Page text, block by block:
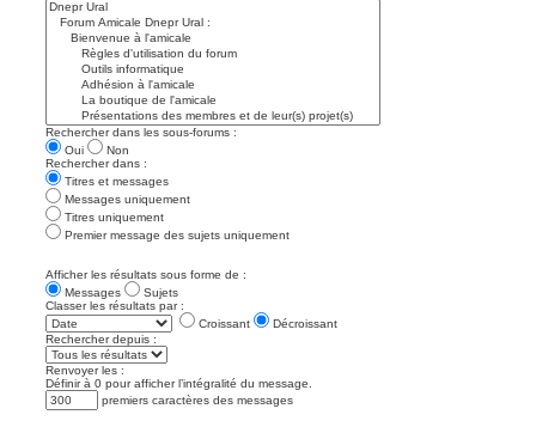
Rechercher dans les sous-forums :
Oui
Non
Rechercher dans :
Titres et messages
Messages uniquement
Titres uniquement
Premier message des sujets uniquement
Afficher les résultats sous forme de :
Messages
Sujets
Classer les résultats par :
Croissant
Décroissant
Rechercher depuis :
Renvoyer les :
Définir à 0 pour afficher l’intégralité du message.
premiers caractères des messages